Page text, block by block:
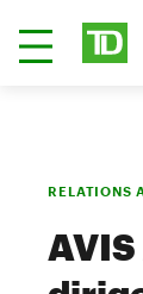
RELATIONS
AVIS